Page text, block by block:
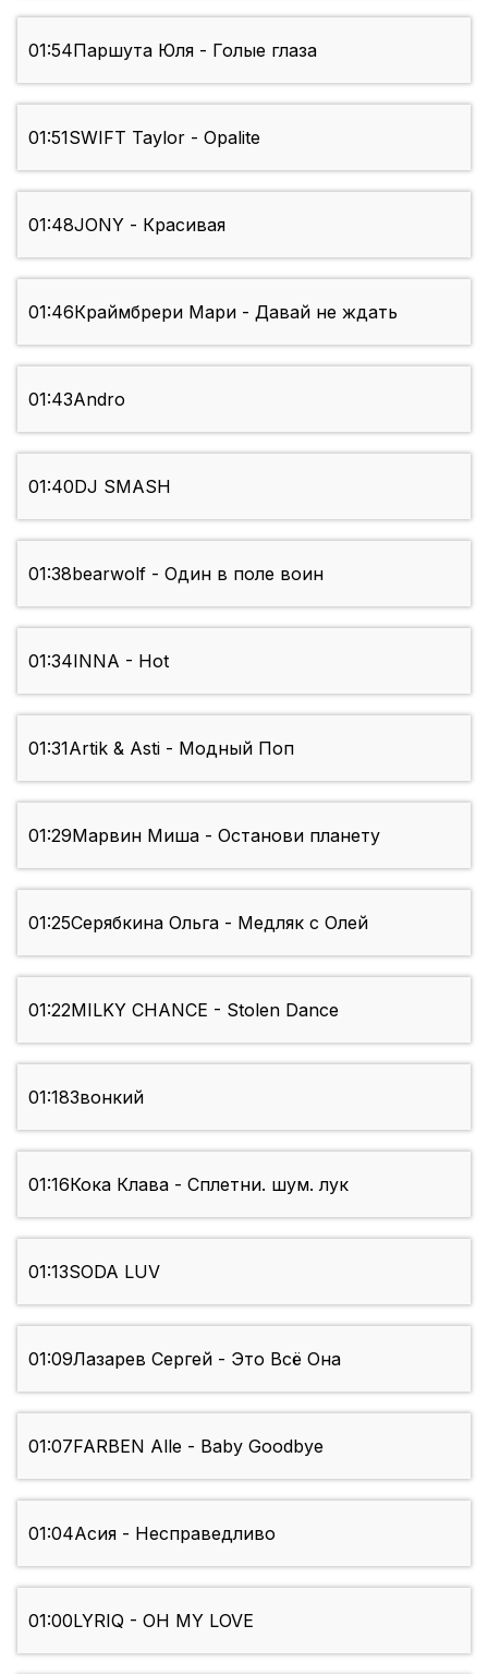
01:54Паршута Юля - Голые глаза
01:51SWIFT Taylor - Opalite
01:48JONY - Красивая
01:46Краймбрери Мари - Давай не ждать
01:43Andro
01:40DJ SMASH
01:38bearwolf - Один в поле воин
01:34INNA - Hot
01:31Artik & Asti - Модный Поп
01:29Марвин Миша - Останови планету
01:25Серябкина Ольга - Медляк с Олей
01:22MILKY CHANCE - Stolen Dance
01:18Звонкий
01:16Кока Клава - Сплетни. шум. лук
01:13SODA LUV
01:09Лазарев Сергей - Это Всё Она
01:07FARBEN Alle - Baby Goodbye
01:04Асия - Несправедливо
01:00LYRIQ - OH MY LOVE